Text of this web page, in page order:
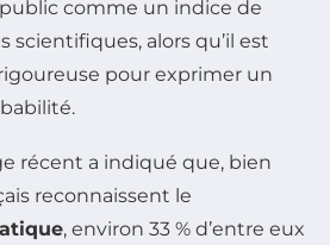
comme un indice de
scientifiques, alors qu’il est
pour exprimer un
récent a indiqué que, bien
reconnaissent le
, environ 33 % d’entre eux